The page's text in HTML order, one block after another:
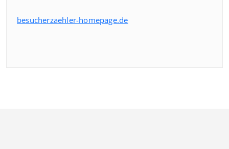
besucherzaehler-homepage.de